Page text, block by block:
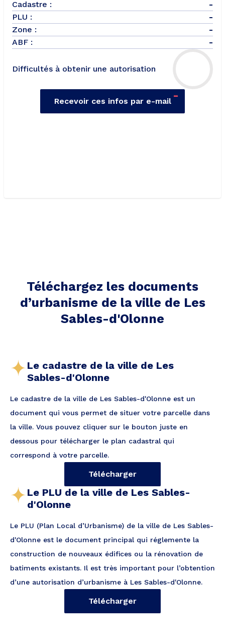
Cadastre :
-
PLU :
-
Zone :
-
ABF :
-
Difficultés à obtenir une autorisation
-
Recevoir ces infos par e-mail
Téléchargez les documents
d’urbanisme de la ville de Les
Sables-d'Olonne
Le cadastre de la ville de Les
Sables-d'Olonne
Le cadastre de la ville de Les Sables-d'Olonne est un
document qui vous permet de situer votre parcelle dans
la ville. Vous pouvez cliquer sur le bouton juste en
dessous pour télécharger le plan cadastral qui
correspond à votre parcelle.
Télécharger
Le PLU de la ville de Les Sables-
d'Olonne
Le PLU (Plan Local d’Urbanisme) de la ville de Les Sables-
d'Olonne est le document principal qui réglemente la
construction de nouveaux édifices ou la rénovation de
batiments existants. Il est très important pour l’obtention
d’une autorisation d’urbanisme à Les Sables-d'Olonne.
Télécharger